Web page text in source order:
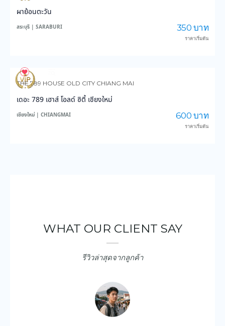
ผาย้อนตะวัน
สระบุรี | SARABURI 350 บาท
ราคาเริ่มต้น
146
THE 789 HOUSE OLD CITY CHIANG MAI
เดอะ 789 เฮาส์ โอลด์ ซิตี้ เชียงใหม่
เชียงใหม่ | CHIANGMAI 600 บาท
ราคาเริ่มต้น
WHAT OUR CLIENT SAY
รีวิวล่าสุดจากลูกค้า